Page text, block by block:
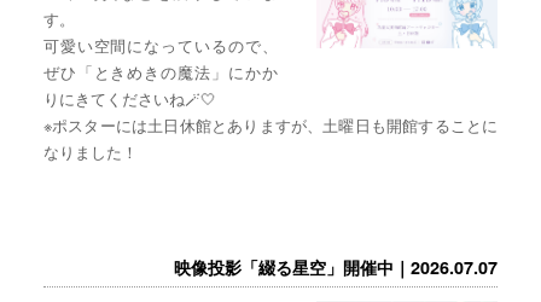
す。
可愛い空間になっているので、
ぜひ「ときめきの魔法」にかか
りにきてくださいね🪄🤍
※ポスターには土日休館とありますが、土曜日も開館することに
なりました！
映像投影「綴る星空」開催中｜2026.07.07